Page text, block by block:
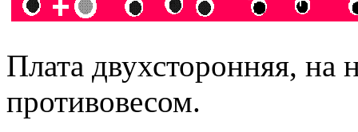
Плата двухсторонняя,
противовесом.